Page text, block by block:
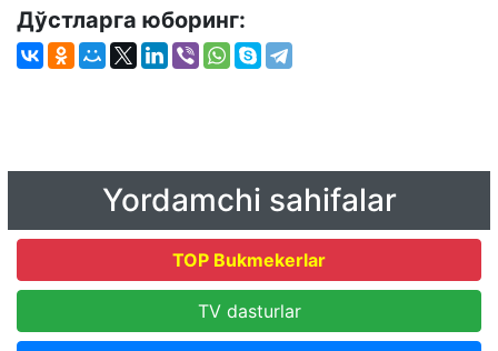
Дўстларга юборинг:
Yordamchi sahifalar
TOP Bukmekerlar
TV dasturlar